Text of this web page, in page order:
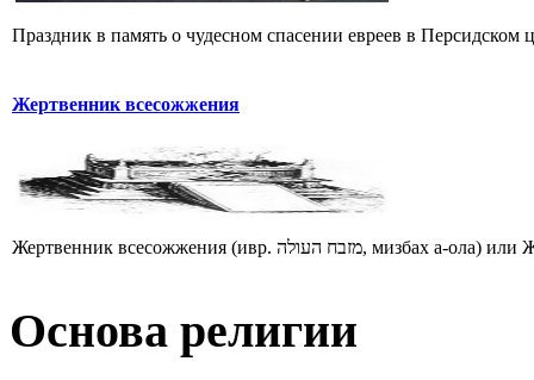
Праздник в память о чудесном спасении евреев в Персидском
Жертвенник всесожжения
Основа религии